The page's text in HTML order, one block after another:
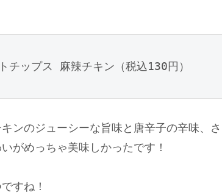
チップス 麻辣チキン（税込130円）
ンのジューシーな旨味と唐辛子の辛味、
がめっちゃ美味しかったです！
すね！